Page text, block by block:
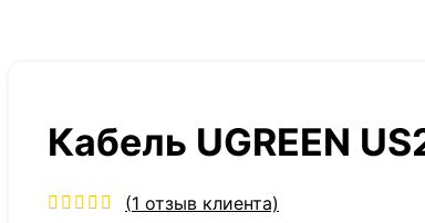
Кабель UGREEN
(1 отзыв клиента)